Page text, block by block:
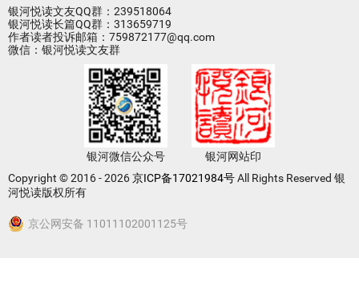
银河悦读文友QQ群：239518064
银河悦读长篇QQ群：313659719
作者读者投诉邮箱：759872177@qq.com
微信：银河悦读文友群
银河微信公众号
银河网站印
Copyright © 2016 - 2026京ICP备17021984号All Rights Reserved 银
河悦读版权所有
京公网安备 11011102001125号